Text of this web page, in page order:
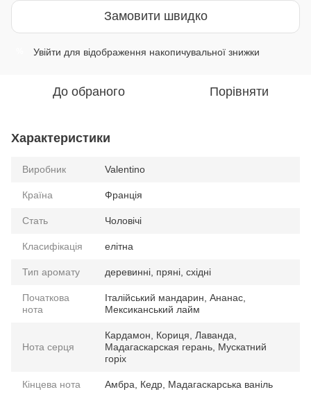
Замовити швидко
Увійти для відображення накопичувальної знижки
До обраного Порівняти
Характеристики
Виробник Valentino
Країна Франція
Стать Чоловічі
Класифікація елітна
Тип аромату деревинні, пряні, східні
Початкова
нота
Італійський мандарин, Ананас,
Мексиканський лайм
Нота серця
Кардамон, Кориця, Лаванда,
Мадагаскарская герань, Мускатний
горіх
Кінцева нота Амбра, Кедр, Мадагаскарська ваніль